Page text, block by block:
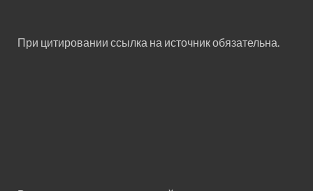
При цитировании ссылка на источник обязательна.